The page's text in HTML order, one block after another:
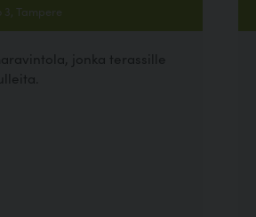
3, Tampere
jonka terassille